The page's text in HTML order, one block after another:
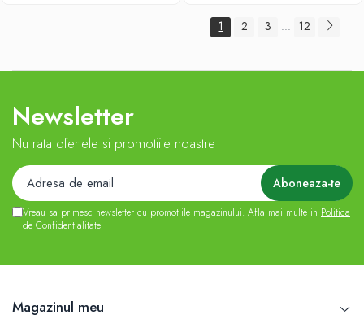
1 2 3 ... 12
Newsletter
Nu rata ofertele si promotiile noastre
Vreau sa primesc newsletter cu promotiile magazinului. Afla mai multe in Politica
de Confidentialitate
Magazinul meu